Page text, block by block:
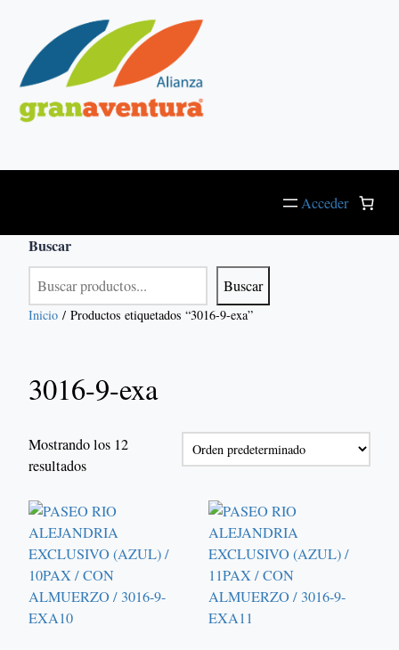
al
Acceder
Buscar
Buscar
Inicio / Productos etiquetados “3016-9-exa”
3016-9-exa
Mostrando los 12
resultados